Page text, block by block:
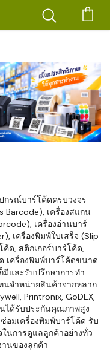
กรณ์บาร์โค้ดครบวงจร
Barcode), เครื่องสแกน
เครื่องอ่านบาร์
เครื่องพิมพ์ใบเสร็จ (Slip
ด, สติกเกอร์บาร์โค้ด,
เครื่องพิมพ์บาร์โค้ดขนาด
มีและรับปรึกษาการทำ
นจำหน่ายสินค้าจากหลาก
Printronix, GoDEX,
นได้รับประกันคุณภาพสูง
อมเครื่องพิมพ์บาร์โค้ด รับ
ในการดูแลลูกค้าอย่างทั่ว
นของลูกค้า